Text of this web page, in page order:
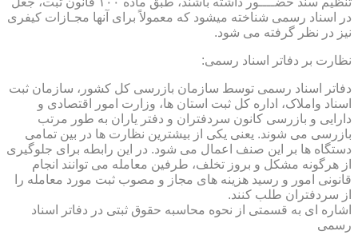
در اسناد رسمی شناخته میشود که معمولاً برای آنها مجـازات کیفری
نیز در نظر گرفته می شود.
نظارت بر دفاتر اسناد رسمی:
دفاتر اسناد رسمی توسط سازمان بازرسی کل کشور، سازمان ثبت
اسناد واملاک، اداره کل ثبت استان ها، وزارت امور اقتصادی و
دارایی و بازرسی کانون سردفتران و دفتر یاران به طور مرتب
بازرسی می شوند. یعنی یکی از بیشترین نظارت ها در بین تمامی
دستگاه ها بر این صنف اعمال می شود. در این رابطه برای جلوگیری
از هرگونه مشکل و بروز تخلف، طرفین معامله می توانند انجام
قانونی امور و رسید هزینه های مجاز و مصوب ثبت مورد معامله را
از سردفتران طلب کنند.
اشاره ای به قسمتی از نحوه محاسبه حقوق ثبتی در دفاتر اسناد
رسمی